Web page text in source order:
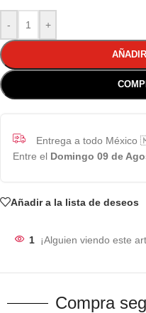
- +
Entrega a todo
Entre el Domingo 09 de
Añadir a la lista de deseos
1 ¡Alguien viendo este
Compra